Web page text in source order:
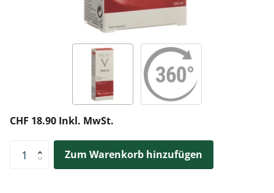
CHF 18.90 Inkl. MwSt.
Zum Warenkorb hinzufügen